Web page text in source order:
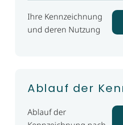
Ihre Kennzeichnung
und deren Nutzung
Ablauf der
Ablauf der